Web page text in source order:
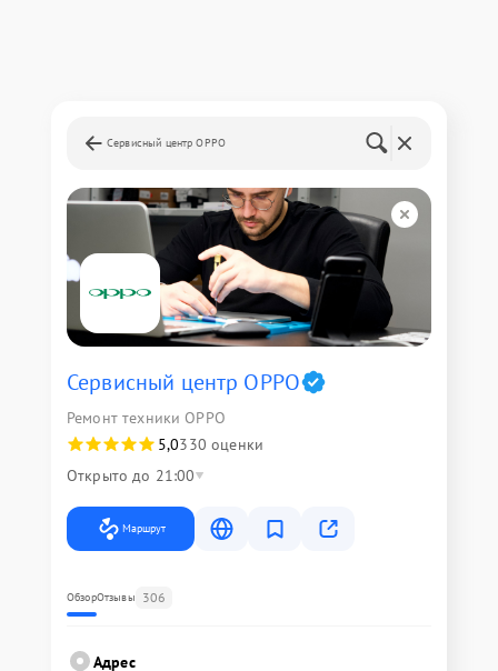
Сервисный центр OPPO
Сервисный центр OPPO
Ремонт техники OPPO
5,0330 оценки
Открыто до 21:00
Маршрут
ОбзорОтзывы 306
Адрес